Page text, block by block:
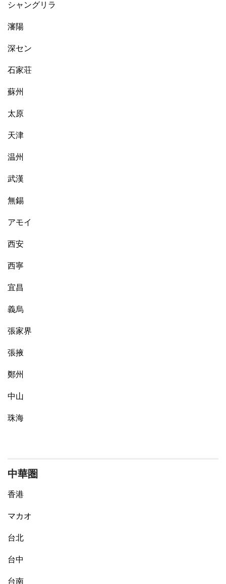
シャングリラ
瀋陽
深セン
石家荘
蘇州
太原
天津
温州
武漢
無錫
アモイ
西安
西寧
宜昌
義烏
張家界
張掖
鄭州
中山
珠海
中華圏
香港
マカオ
台北
台中
台南